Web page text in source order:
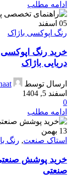
ادامه مطلب
05 اسفند
رنگ اپوکسی باژاک
خرید رنگ
دریایی باژاک
ارسال توسط
اسفند 5, 1404
0
ادامه مطلب
13 بهمن
استاک صنعت, رنگ
خرید پوشش
صنعتی